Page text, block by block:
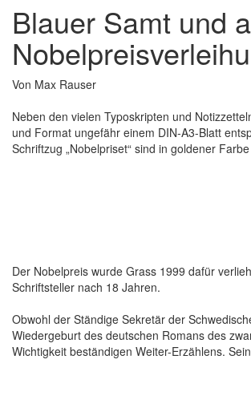
Blauer Samt und
Von Max Rauser
Neben den vielen Typoskripten und
und Format ungefähr einem DIN-A3-Blatt
Schriftzug „Nobelpriset“ sind in goldener
Der Nobelpreis wurde Grass 1999 dafür
Schriftsteller nach 18 Jahren.
Obwohl der Ständige Sekretär der
Wiedergeburt des deutschen Romans des
Wichtigkeit beständigen Weiter-Erzählens.